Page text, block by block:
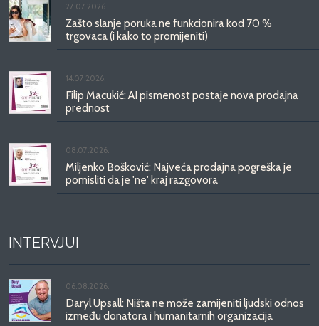
27.07.2026.
Zašto slanje poruka ne funkcionira kod 70 %
trgovaca (i kako to promijeniti)
14.07.2026.
Filip Macukić: AI pismenost postaje nova prodajna
prednost
08.07.2026.
Miljenko Bošković: Najveća prodajna pogreška je
pomisliti da je 'ne' kraj razgovora
INTERVJUI
06.08.2026.
Daryl Upsall: Ništa ne može zamijeniti ljudski odnos
između donatora i humanitarnih organizacija